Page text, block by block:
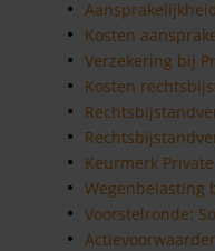
Kosten
Verzekering bij
Kosten
Keurmerk
Wegenbelasting
Voorstelronde: